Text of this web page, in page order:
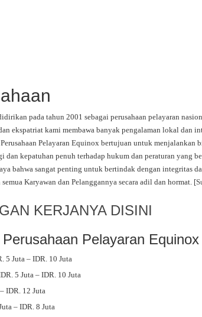
pada tahun 2001 sebagai perusahaan pelayaran
ekspatriat kami membawa banyak pengalaman lokal dan
Pelayaran Equinox bertujuan untuk menjalankan
kepatuhan penuh terhadap hukum dan peraturan yang
bahwa sangat penting untuk bertindak dengan integritas
Karyawan dan Pelanggannya secara adil dan hormat. [
KERJANYA DISINI
Pelayaran Equinox
5 Juta – IDR. 10 Juta
5 Juta – IDR. 10 Juta
IDR. 12 Juta
– IDR. 8 Juta